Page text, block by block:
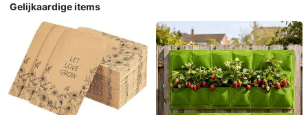
Gelijkaardige items